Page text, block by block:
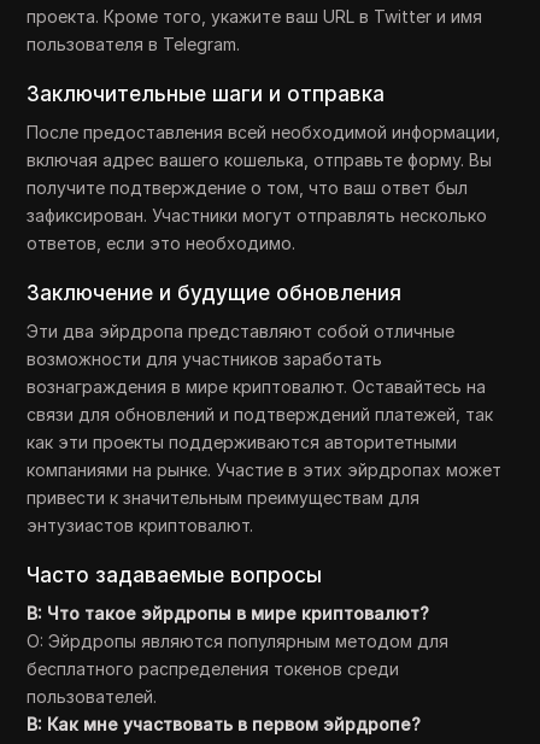
проекта. Кроме того, укажите ваш URL в Twitter и имя
пользователя в Telegram.
Заключительные шаги и отправка
После предоставления всей необходимой информации,
включая адрес вашего кошелька, отправьте форму. Вы
получите подтверждение о том, что ваш ответ был
зафиксирован. Участники могут отправлять несколько
ответов, если это необходимо.
Заключение и будущие обновления
Эти два эйрдропа представляют собой отличные
возможности для участников заработать
вознаграждения в мире криптовалют. Оставайтесь на
связи для обновлений и подтверждений платежей, так
как эти проекты поддерживаются авторитетными
компаниями на рынке. Участие в этих эйрдропах может
привести к значительным преимуществам для
энтузиастов криптовалют.
Часто задаваемые вопросы
В: Что такое эйрдропы в мире криптовалют?
О: Эйрдропы являются популярным методом для
бесплатного распределения токенов среди
пользователей.
В: Как мне участвовать в первом эйрдропе?